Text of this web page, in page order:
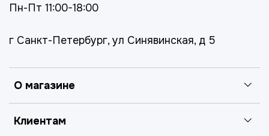
О магазине
Клиентам
Пн-Пт 11:00-18:00
г Санкт-Петербург, ул Синявинская, д 5